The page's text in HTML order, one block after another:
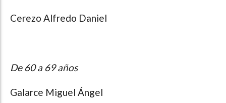
Cerezo Alfredo Daniel
De 60 a 69 años
Galarce Miguel Ángel